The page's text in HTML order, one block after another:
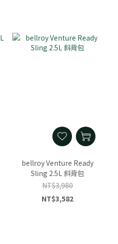
bellroy Venture Ready
Sling 2.5L 斜背包
NT$3,980
NT$3,582